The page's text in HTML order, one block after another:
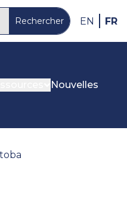
Rechercher EN FR
Nouvelles